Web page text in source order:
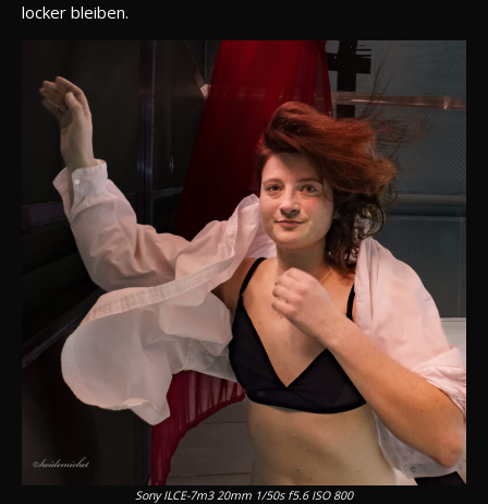
locker bleiben.
Sony ILCE-7m3 20mm 1/50s f5.6 ISO 800